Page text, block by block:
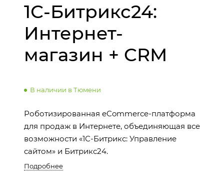
1С-Битрикс24:
Интернет-
магазин + CRM
В наличии в Тюмени
Роботизированная eCommerce-платформа
для продаж в Интернете, объединяющая все
возможности «1С-Битрикс: Управление
сайтом» и Битрикс24.
Подробнее